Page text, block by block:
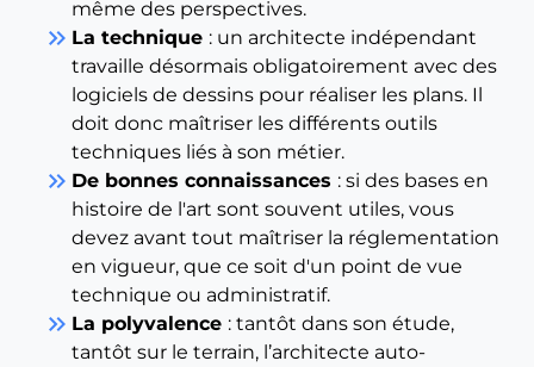
même des perspectives.
keyboard_double_arrow_right La technique : un architecte indépendant
travaille désormais obligatoirement avec des
logiciels de dessins pour réaliser les plans. Il
doit donc maîtriser les différents outils
techniques liés à son métier.
keyboard_double_arrow_right De bonnes connaissances : si des bases en
histoire de l'art sont souvent utiles, vous
devez avant tout maîtriser la réglementation
en vigueur, que ce soit d'un point de vue
technique ou administratif.
keyboard_double_arrow_right La polyvalence : tantôt dans son étude,
tantôt sur le terrain, l’architecte auto-